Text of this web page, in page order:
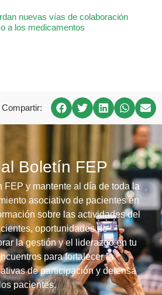
nuevas vías de colaboración
a los medicamentos
Compartir:
Boletín FEP
FEP y mantente al día de toda la
asociativo de pacientes en
sobre las actividades del
oportunidades de
la gestión y el liderazgo en tu
para fortalecer la
de participación y defensa
pacientes.